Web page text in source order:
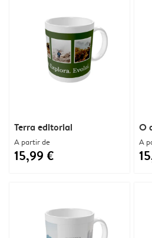
Terra editorial
A partir de
15,99 €
O
A